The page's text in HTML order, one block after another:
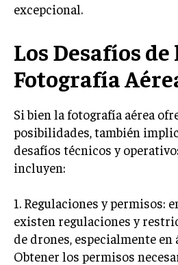
excepcional.
Los Desafíos de
Fotografía
Si bien la fotografía aérea
posibilidades, también
desafíos técnicos y
incluyen:
1. Regulaciones y permisos:
existen regulaciones y
de drones, especialmente en
Obtener los permisos